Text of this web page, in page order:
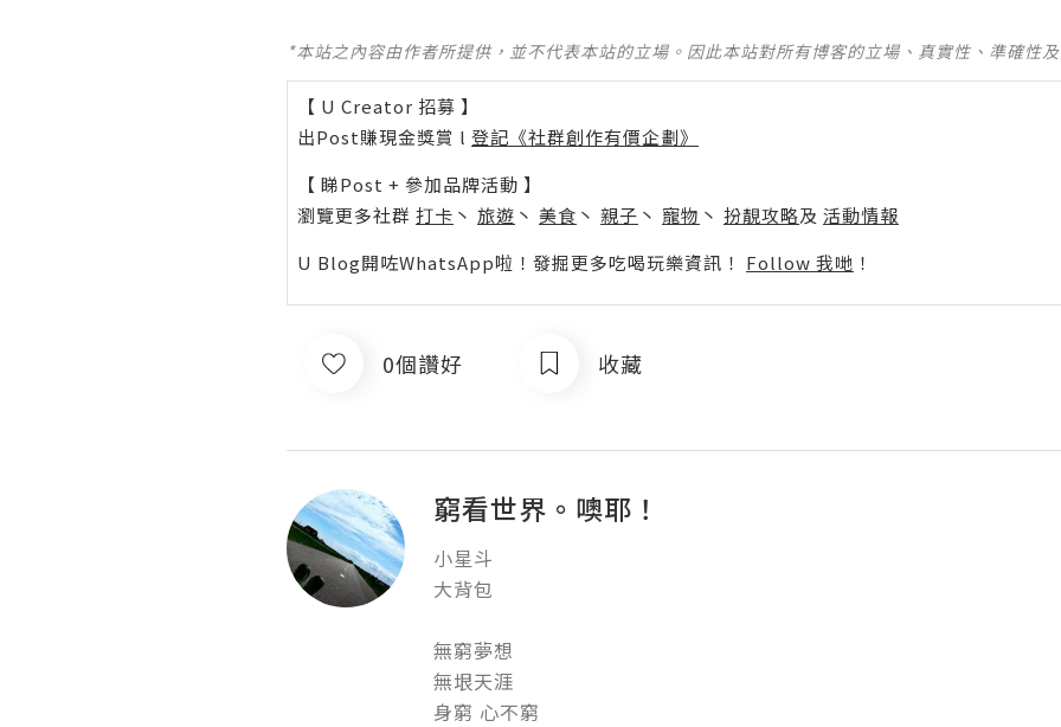
*本站之內容由作者所提供，並不代表本站的立場。因此本站對所有博客的立場、真實性、準確性
【 U Creator 招募 】
出Post賺現金獎賞 l 登記《社群創作有價企劃》
【 睇Post + 參加品牌活動 】
瀏覽更多社群 打卡 丶 旅遊 丶 美食 丶 親子 丶 寵物 丶 扮靚攻略及 活動情報
U Blog開咗WhatsApp啦！發掘更多吃喝玩樂資訊！ Follow 我哋 ！
0個讚好 收藏
窮看世界。噢耶！
小星斗
大背包
無窮夢想
無垠天涯
身窮 心不窮